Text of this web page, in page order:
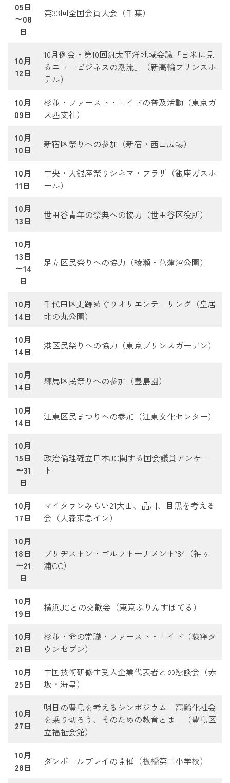
05日
～08
日
第33回全国会員大会（千葉）
10月
12日
10月例会・第10回汎太平洋地域会議「日米に見
るニュービジネスの潮流」（新高輪プリンスホ
テル）
10月
09日
杉並・ファースト・エイドの普及活動（東京ガ
ス西支社）
10月
10日
新宿区祭りへの参加（新宿・西口広場）
10月
11日
中央・大銀座祭りシネマ・プラザ（銀座ガスホ
ール）
10月
13日
世田谷青年の祭典への協力（世田谷区役所）
10月
13日
～14
日
足立区民祭りへの協力（綾瀬・菖蒲沼公園）
10月
14日
千代田区史跡めぐりオリエンテーリング（皇居
北の丸公園）
10月
14日
港区民祭りへの協力（東京プリンスガーデン）
10月
14日
練馬区民祭りへの参加（豊島園）
10月
14日
江東区民まつりへの参加（江東文化センター）
10月
15日
～31
日
政治倫理確立日本JC関する国会議員アンケー
ト
10月
17日
マイタウンみらい21大田、品川、目黒を考える
会（大森東急イン）
10月
18日
～21
日
ブリヂストン・ゴルフトーナメント’84（袖ヶ
浦CC）
10月
19日
横浜JCとの交歓会（東京ぷりんすほてる）
10月
21日
杉並・命の常識・ファースト・エイド（荻窪タ
ウンセブン）
10月
25日
中国技術研修生受入企業代表者との懇談会（赤
坂・海皇）
10月
27日
明日の豊島を考えるシンポジウム「高齢化社会
を乗り切ろう、そのための教育とは」（豊島区
立福祉会館）
10月
28日
ダンボールプレイの開催（板橋第二小学校）